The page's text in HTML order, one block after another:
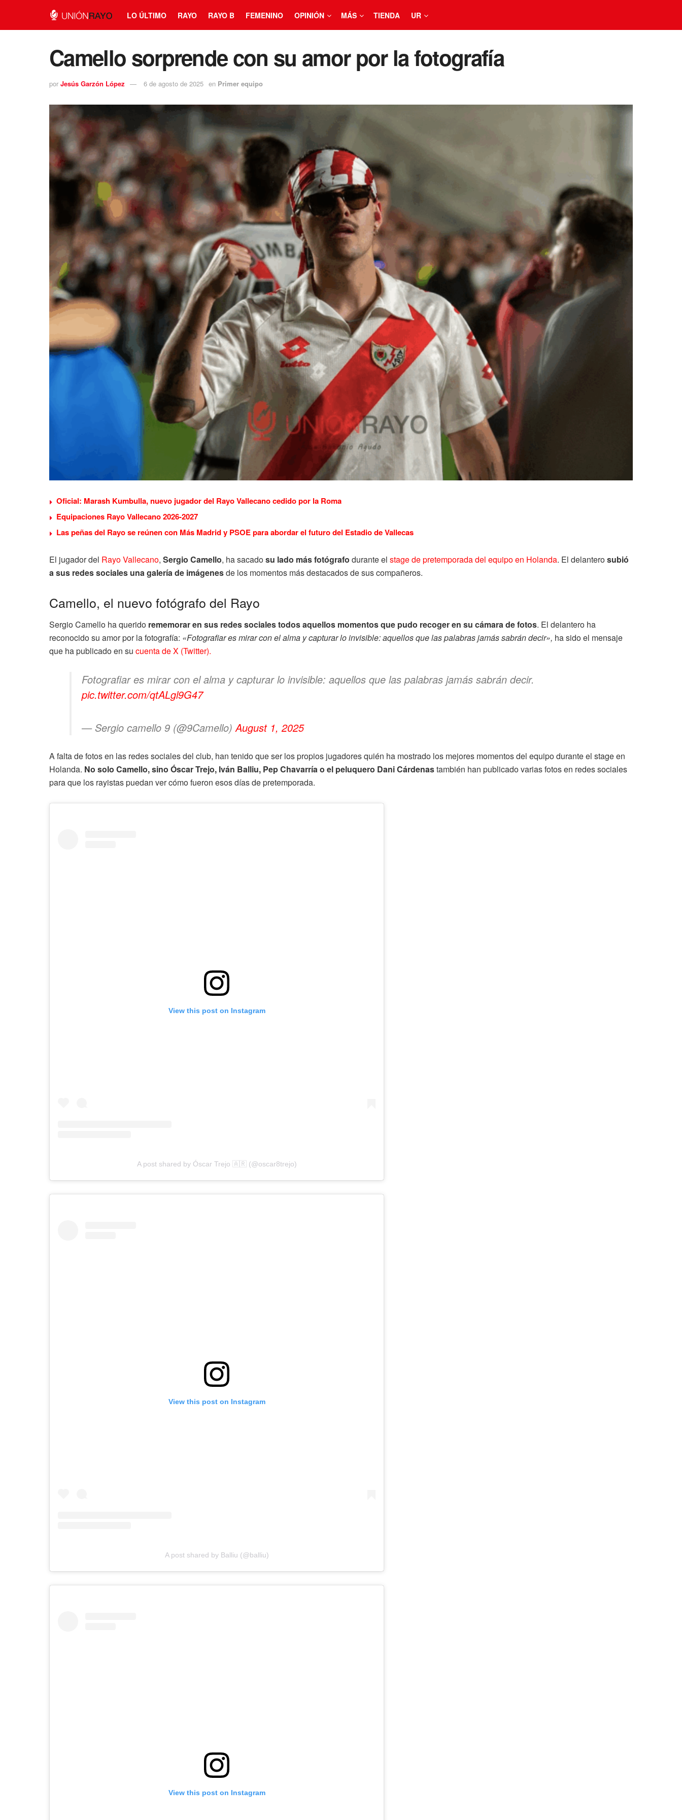
LO ÚLTIMO RAYO RAYO B FEMENINO OPINIÓN MÁS TIENDA UR
Camello sorprende con su amor por la fotografía
por Jesús Garzón López 6 de agosto de 2025 en Primer equipo
Oficial: Marash Kumbulla, nuevo jugador del Rayo Vallecano cedido por la Roma
Equipaciones Rayo Vallecano 2026-2027
Las peñas del Rayo se reúnen con Más Madrid y PSOE para abordar el futuro del Estadio de Vallecas
El jugador del Rayo Vallecano, Sergio Camello, ha sacadosu lado más fotógrafo durante el stage de pretemporada del equipo en Holanda. El delanterosubió
a sus redes sociales una galería de imágenesde los momentos más destacados de sus compañeros.
Camello, el nuevo fotógrafo del Rayo
Sergio Camello ha querido rememorar en sus redes sociales todos aquellos momentos que pudo recoger en su cámara de fotos. El delantero ha
reconocido su amor por la fotografía: «Fotografiar es mirar con el alma y capturar lo invisible: aquellos que las palabras jamás sabrán decir», ha sido el mensaje
que ha publicado en su cuenta de X (Twitter).
Fotografiar es mirar con el alma y capturar lo invisible: aquellos que las palabras jamás sabrán decir.
pic.twitter.com/qtALgl9G47
— Sergio camello 9 (@9Camello)August 1, 2025
A falta de fotos en las redes sociales del club, han tenido que ser los propios jugadores quién ha mostrado los mejores momentos del equipo durante el stage en
Holanda. No solo Camello, sino Óscar Trejo, Iván Balliu, Pep Chavarría o el peluquero Dani Cárdenastambién han publicado varias fotos en redes sociales
para que los rayistas puedan ver cómo fueron esos días de pretemporada.
View this post on Instagram
A post shared by Óscar Trejo 🇦🇷 (@oscar8trejo)
View this post on Instagram
A post shared by Balliu (@balliu)
View this post on Instagram